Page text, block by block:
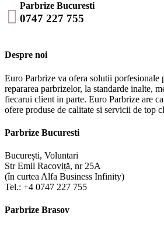

Parbrize Bucuresti
0747 227 755
Despre noi
Euro Parbrize va ofera solutii porfesionale
repararea parbrizelor, la standarde inalte,
fiecarui client in parte. Euro Parbrize are
ofere produse de calitate si servicii de top
Parbrize Bucuresti
București, Voluntari
Str Emil Racoviță, nr 25A
(în curtea Alfa Business Infinity)
Tel.: +4 0747 227 755
Parbrize Brasov